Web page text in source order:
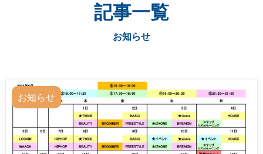
記事一覧
お知らせ
お知らせ